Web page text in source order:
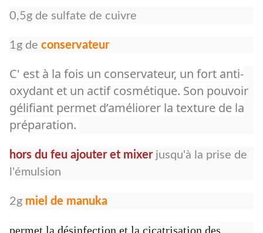
0,5g de sulfate de cuivre
1g de conservateur
C' est à la fois un conservateur, un fort anti-
oxydant et un actif cosmétique. Son pouvoir
gélifiant permet d’améliorer la texture de la
préparation.
hors du feu ajouter et mixerjusqu'à la prise de
l'émulsion
2g miel de manuka
permet la désinfection et la cicatrisation des